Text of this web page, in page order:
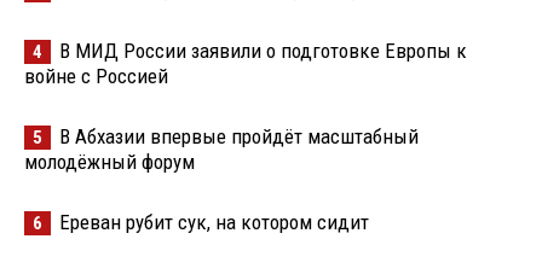
4
В МИД России заявили о подготовке Европы к
войне с Россией
5
В Абхазии впервые пройдёт масштабный
молодёжный форум
6 Ереван рубит сук, на котором сидит